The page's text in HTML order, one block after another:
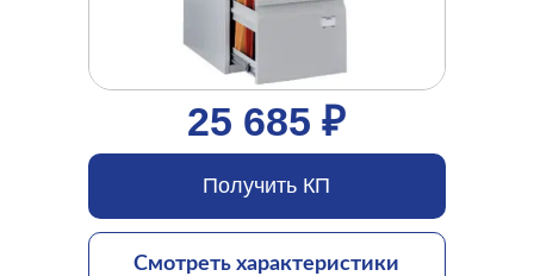
25 685 ₽
Смотреть характеристики
Получить КП